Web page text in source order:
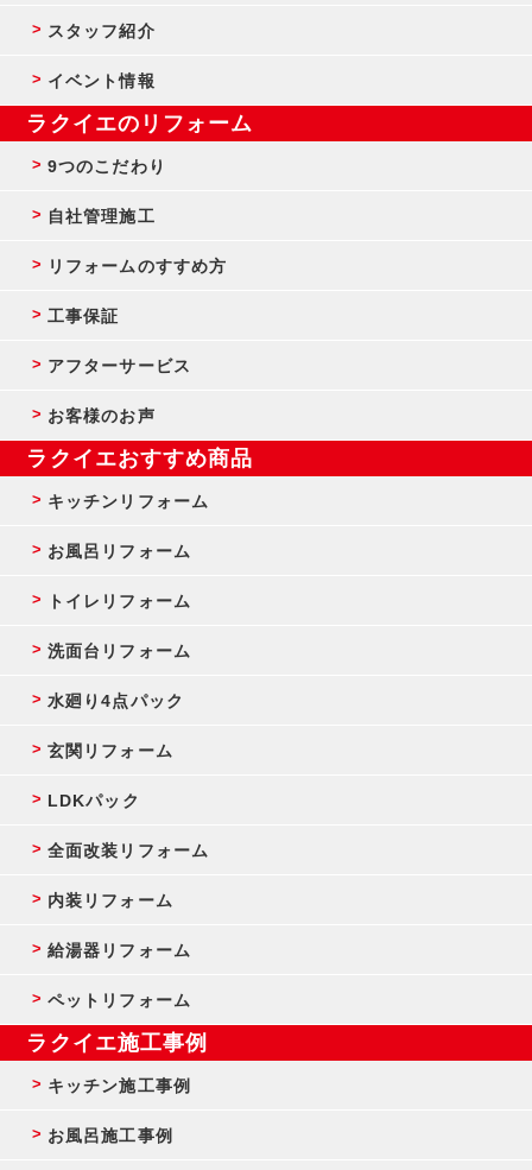
スタッフ紹介
イベント情報
ラクイエのリフォーム
9つのこだわり
自社管理施工
リフォームのすすめ方
工事保証
アフターサービス
お客様のお声
ラクイエおすすめ商品
キッチンリフォーム
お風呂リフォーム
トイレリフォーム
洗面台リフォーム
水廻り4点パック
玄関リフォーム
LDKパック
全面改装リフォーム
内装リフォーム
給湯器リフォーム
ペットリフォーム
ラクイエ施工事例
キッチン施工事例
お風呂施工事例